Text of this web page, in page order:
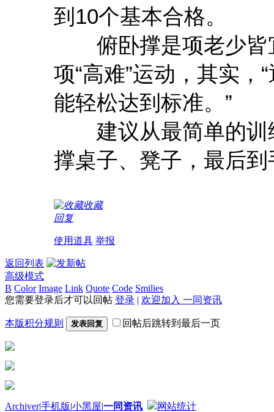
到10个基本合格。
俯卧撑是项老少皆
项“高难”运动，其实
能轻松达到标准。”
建议从最简单的训
撑桌子、凳子，最后
收藏
回复
使用道具 举报
返回列表
高级模式
B Color Image Link Quote Code Smilies
您需要登录后才可以回帖 登录 | 欢迎加入 一同资讯
本版积分规则 发表回复 回帖后跳转到最后一页
Archiver|手机版|小黑屋|一同资讯 网站统计